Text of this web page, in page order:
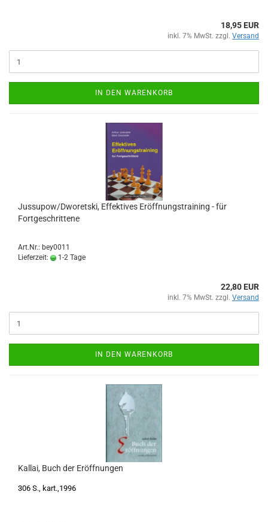
18,95 EUR
inkl. 7% MwSt. zzgl. Versand
IN DEN WARENKORB
Jussupow/Dworetski, Effektives Eröffnungstraining - für
Fortgeschrittene
Art.Nr.: bey0011
Lieferzeit:
1-2 Tage
22,80 EUR
inkl. 7% MwSt. zzgl. Versand
IN DEN WARENKORB
Kallai, Buch der Eröffnungen
306 S., kart.,1996